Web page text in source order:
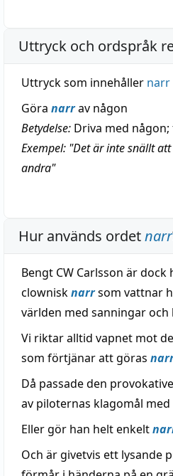
Uttryck och ordspråk
Uttryck som innehåller narr
Göra narrav någon
Betydelse: Driva med
Exempel: "Det är inte snällt
andra"
Hur används ordetnarr
Bengt CW Carlsson är dock
clownisknarrsom vattnar
världen med sanningar och
Vi riktar alltid vapnet mot
som förtjänar att göras
Då passade den
av piloternas klagomål med
Eller gör han helt enkelt
Och är givetvis ett lysande